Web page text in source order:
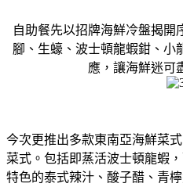
自助餐先以招牌海鮮冷盤揭開
腳、生蠔、波士頓龍蝦鉗、小
應，讓海鮮迷可
今次更推出多款東南亞海鮮菜
菜式。包括即蒸活波士頓龍蝦
特色的泰式辣汁、酸子醋、青